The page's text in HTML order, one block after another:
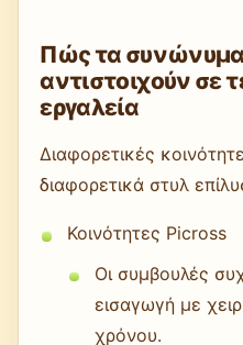
Πώς τα συνώνυμα
αντιστοιχούν σε
εργαλεία
Διαφορετικές
διαφορετικά στυλ
Κοινότητες Picross
Οι συμβουλές
εισαγωγή με
χρόνου.